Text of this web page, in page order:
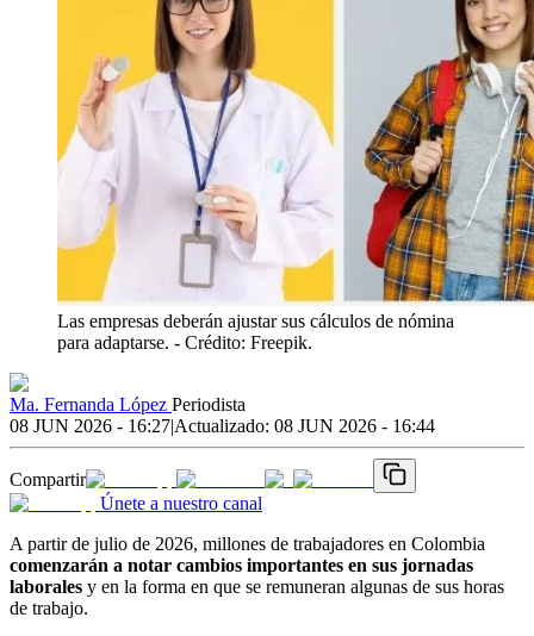
Las empresas deberán ajustar sus cálculos de nómina
para adaptarse. - Crédito: Freepik.
Ma. Fernanda López Periodista
08 JUN 2026 - 16:27|Actualizado: 08 JUN 2026 - 16:44
Compartir
Únete a nuestro canal
A partir de julio de 2026, millones de trabajadores en Colombia
comenzarán a notar cambios importantes en sus jornadas
laborales y en la forma en que se remuneran algunas de sus horas
de trabajo.